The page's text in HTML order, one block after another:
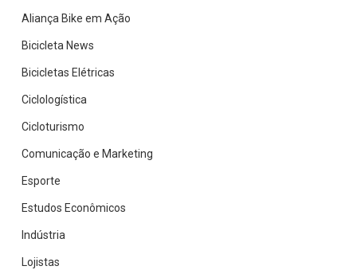
Aliança Bike em Ação
Bicicleta News
Bicicletas Elétricas
Ciclologística
Cicloturismo
Comunicação e Marketing
Esporte
Estudos Econômicos
Indústria
Lojistas